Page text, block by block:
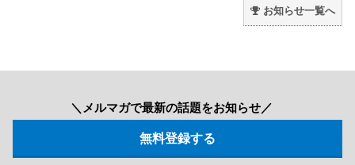
お知らせ一覧へ
＼メルマガで最新の話題をお知らせ／